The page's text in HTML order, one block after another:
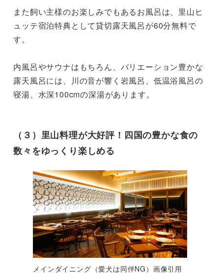
また飼い主様のお楽しみでもあるお風呂は、里山ヒ
ュッテ宿泊特典として貸切露天風呂が60分無料で
す。
内風呂やサウナはもちろん、バリエーション豊かな
露天風呂には、川の音が響く岩風呂、低温浴風呂の
寝湯、水深100cmの深湯があります。
（３）里山料理が大好評！四国の豊かな食の
数々をゆっくり楽しめる
メインダイニング（愛犬は同伴NG）画像引用